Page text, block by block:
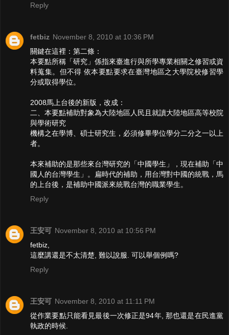
Reply
fetbiz November 8, 2010 at 10:36 PM
關鍵在這裡：第二條：
本要點所稱「研究」係指來臺進行與所學專業相關之修習或資
料蒐集。但不得 依本要點要求在臺灣地區之大學院校修習學
分或取得學位。
2008馬上台後的新版，改成：
二、本要點補助對象為大陸地區人民且就讀大陸地區高等校院
與學術研究
機構之在學博、碩士研究生，必須修畢學位學分二分之一以上
者。
本來補助的是那些來台灣研究的「中國學生」，現在補助「中
國人的台灣學生」。扁時代的補助，用台灣對中國的統戰，馬
的上台後，是補助中國派來統戰台灣的職業學生。
Reply
王安可 November 8, 2010 at 10:56 PM
fetbiz,
這麼講還是不太清楚, 難以說服. 可以舉個例嗎?
Reply
王安可 November 8, 2010 at 11:11 PM
從作業要點只能看見最後一次修正是94年, 那也還是在民進黨
執政的時候.